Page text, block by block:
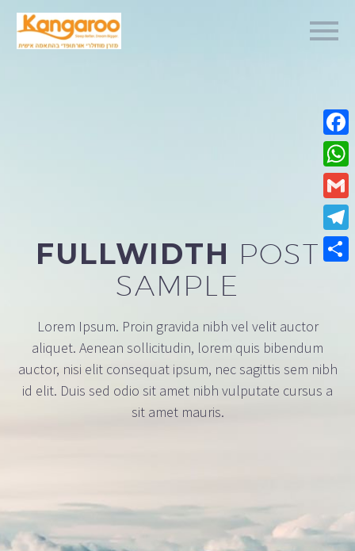
FULLWIDTH POST
SAMPLE
Lorem Ipsum. Proin gravida nibh vel velit auctor
aliquet. Aenean sollicitudin, lorem quis bibendum
auctor, nisi elit consequat ipsum, nec sagittis sem nibh
id elit. Duis sed odio sit amet nibh vulputate cursus a
sit amet mauris.